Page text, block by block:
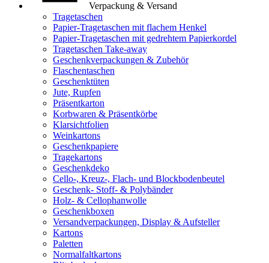
Verpackung & Versand
Tragetaschen
Papier-Tragetaschen mit flachem Henkel
Papier-Tragetaschen mit gedrehtem Papierkordel
Tragetaschen Take-away
Geschenkverpackungen & Zubehör
Flaschentaschen
Geschenktüten
Jute, Rupfen
Präsentkarton
Korbwaren & Präsentkörbe
Klarsichtfolien
Weinkartons
Geschenkpapiere
Tragekartons
Geschenkdeko
Cello-, Kreuz-, Flach- und Blockbodenbeutel
Geschenk- Stoff- & Polybänder
Holz- & Cellophanwolle
Geschenkboxen
Versandverpackungen, Display & Aufsteller
Kartons
Paletten
Normalfaltkartons